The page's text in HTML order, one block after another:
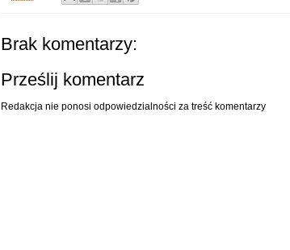
Brak komentarzy:
Prześlij komentarz
Redakcja nie ponosi odpowiedzialności za treść komentarzy